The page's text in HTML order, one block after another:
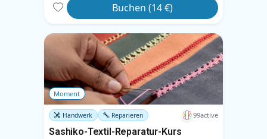
Buchen (14 €)
Moment
Handwerk Reparieren 99active
Sashiko-Textil-Reparatur-Kurs